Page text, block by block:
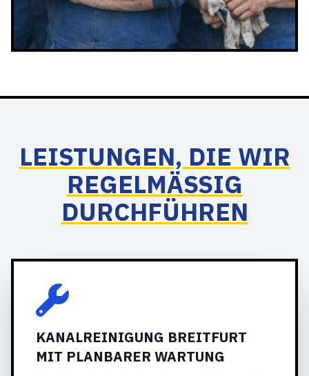
LEISTUNGEN, DIE WIR
REGELMÄSSIG D
URCHFÜHREN
KANALREINIGUNG BREITFURT
MIT PLANBARER WARTUNG